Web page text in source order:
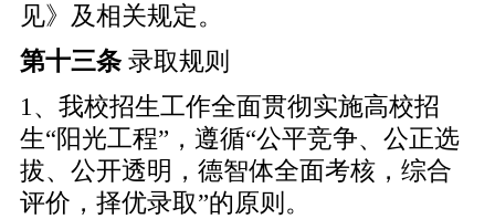
见》及相关规定。
第十三条录取规则
1、我校招生工作全面贯彻实施高校招
生“阳光工程”，遵循“公平竞争、公正选
拔、公开透明，德智体全面考核，综合
评价，择优录取”的原则。